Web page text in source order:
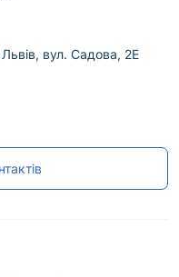
вул. Садова, 2Е